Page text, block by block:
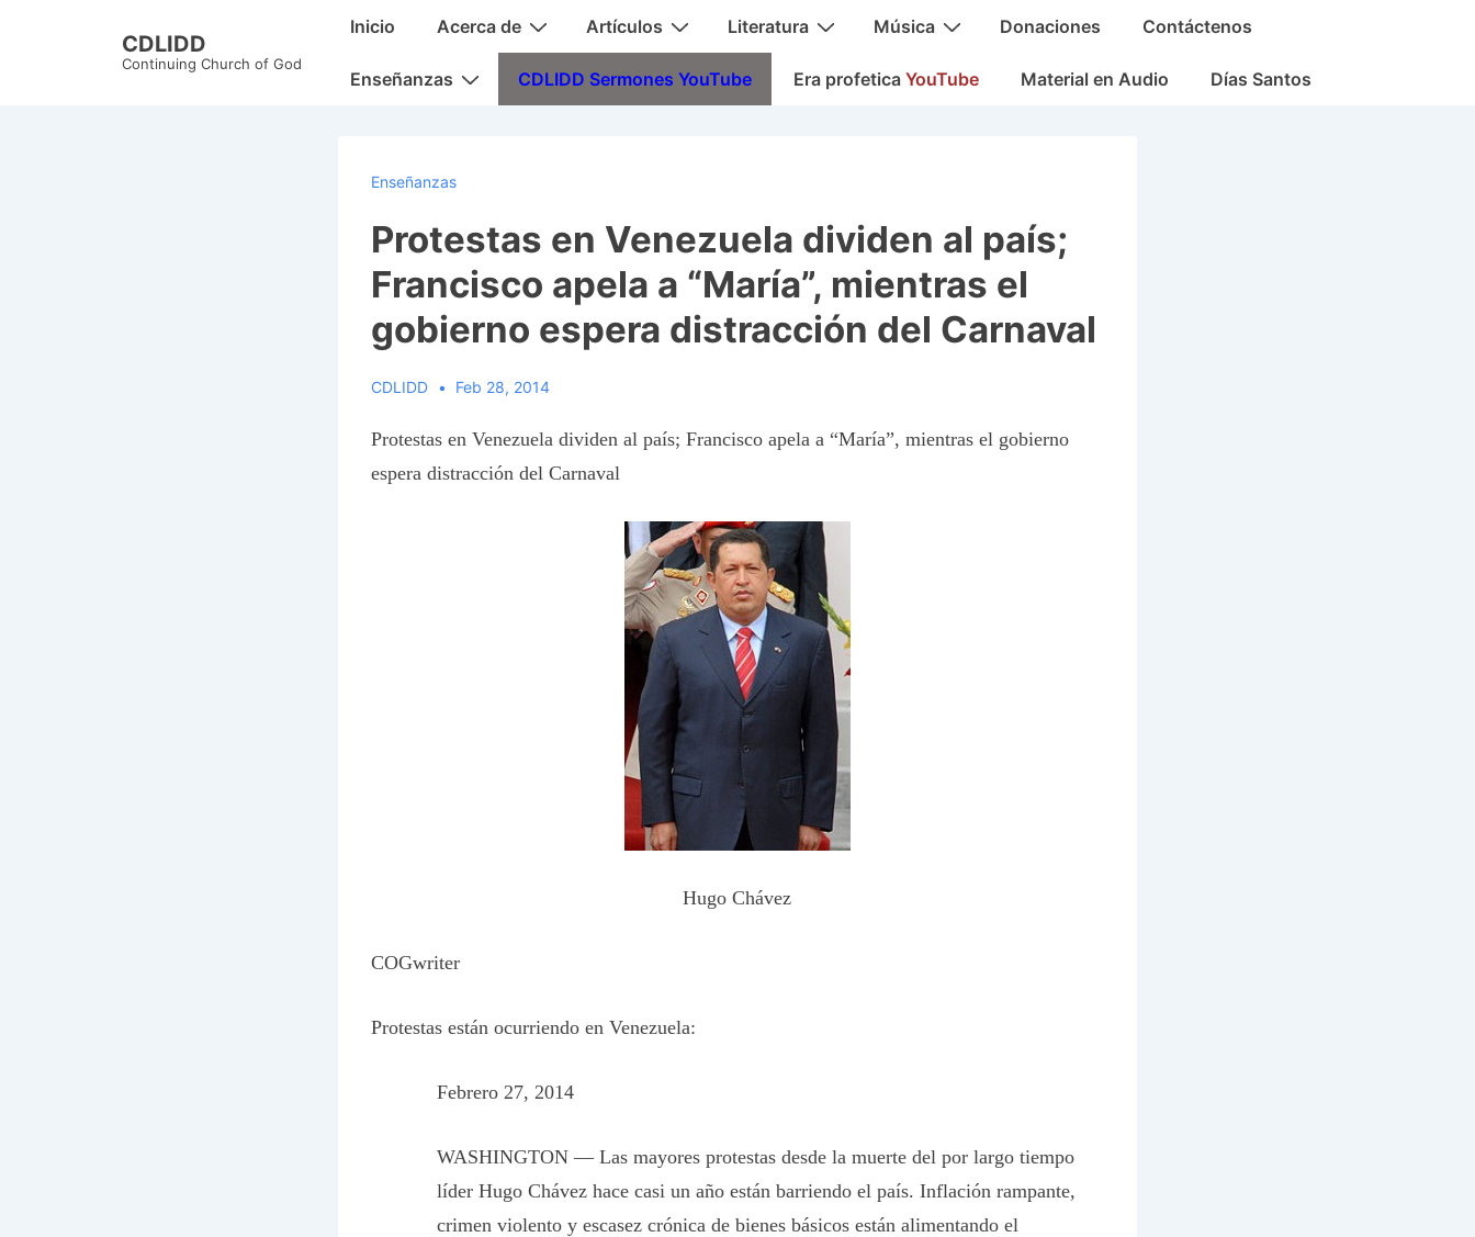
CDLIDD
Continuing Church of God
MainInicio Acerca de Artículos Literatura Música Donaciones Contáctenos
Enseñanzas CDLIDD Sermones YouTube Era profetica YouTube Material en Audio Días Santos
Enseñanzas
Protestas en Venezuela dividen al país;
Francisco apela a “María”, mientras el
gobierno espera distracción del Carnaval
CDLIDD Feb 28, 2014
Protestas en Venezuela dividen al país; Francisco apela a “María”, mientras el gobierno
espera distracción del Carnaval
Hugo Chávez
COGwriter
Protestas están ocurriendo en Venezuela:
Febrero 27, 2014
WASHINGTON — Las mayores protestas desde la muerte del por largo tiempo
líder Hugo Chávez hace casi un año están barriendo el país. Inflación rampante,
crimen violento y escasez crónica de bienes básicos están alimentando el